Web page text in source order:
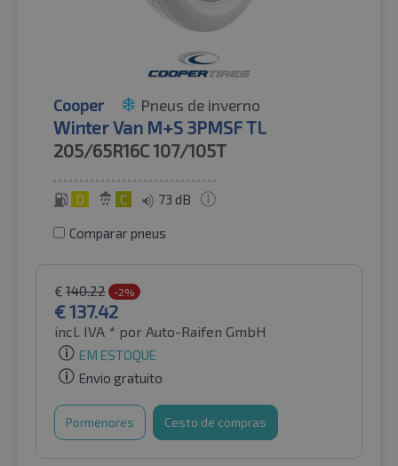
Cooper Pneus de inverno
Winter Van M+S 3PMSF TL
205/65R16C107/105T
D C 73 dB
Comparar pneus
€ 140.22 -2%
€137.42
incl. IVA * por Auto-Raifen GmbH
EM ESTOQUE
Envio gratuito
Pormenores Cesto de compras